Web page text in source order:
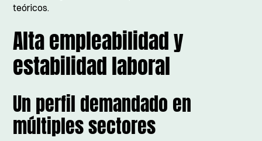
teóricos.
Alta empleabilidad y
estabilidad laboral
Un perfil demandado en
múltiples sectores